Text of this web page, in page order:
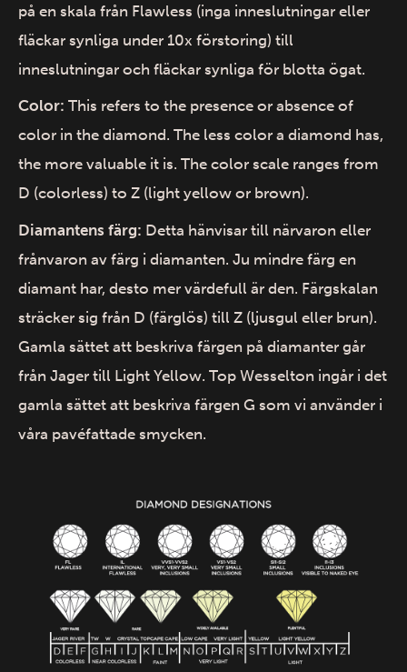
på en skala från Flawless (inga inneslutningar eller
fläckar synliga under 10x förstoring) till
inneslutningar och fläckar synliga för blotta ögat.
Color: This refers to the presence or absence of
color in the diamond. The less color a diamond has,
the more valuable it is. The color scale ranges from
D (colorless) to Z (light yellow or brown).
Diamantens färg: Detta hänvisar till närvaron eller
frånvaron av färg i diamanten. Ju mindre färg en
diamant har, desto mer värdefull är den. Färgskalan
sträcker sig från D (färglös) till Z (ljusgul eller brun).
Gamla sättet att beskriva färgen på diamanter går
från Jager till Light Yellow. Top Wesselton ingår i det
gamla sättet att beskriva färgen G som vi använder i
våra pavéfattade smycken.